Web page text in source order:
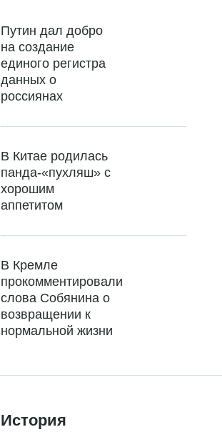
Путин дал добро
на создание
единого регистра
данных о
россиянах
В Китае родилась
панда-«пухляш» с
хорошим
аппетитом
В Кремле
прокомментировали
слова Собянина о
возвращении к
нормальной жизни
История